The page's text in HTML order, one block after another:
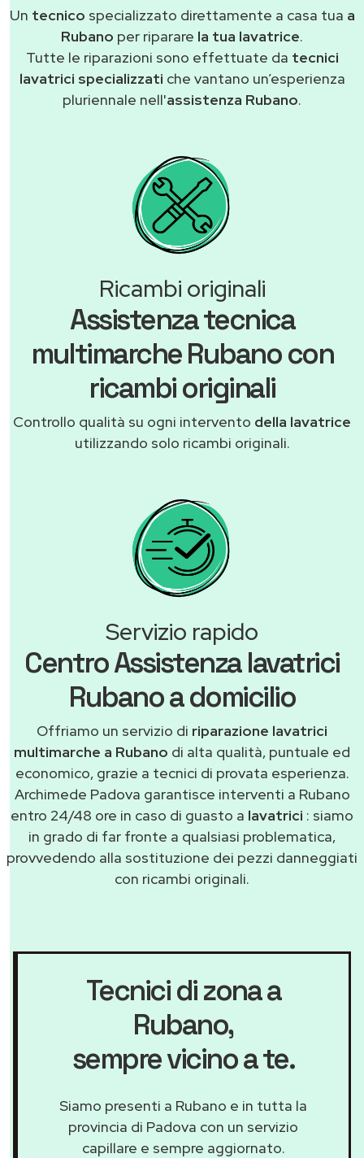
Un tecnico specializzato direttamente a casa tua a
Rubano per riparare la tua lavatrice.
Tutte le riparazioni sono effettuate da tecnici
lavatrici specializzati che vantano un’esperienza
pluriennale nell'assistenza Rubano.
Ricambi originali
Assistenza tecnica
multimarche Rubano con
ricambi originali
Controllo qualità su ogni intervento della lavatrice
utilizzando solo ricambi originali.
Servizio rapido
Centro Assistenza lavatrici
Rubano a domicilio
Offriamo un servizio di riparazione lavatrici
multimarche a Rubano di alta qualità, puntuale ed
economico, grazie a tecnici di provata esperienza.
Archimede Padova garantisce interventi a Rubano
entro 24/48 ore in caso di guasto a lavatrici : siamo
in grado di far fronte a qualsiasi problematica,
provvedendo alla sostituzione dei pezzi danneggiati
con ricambi originali.
Tecnici di zona a
Rubano,
sempre vicino a te.
Siamo presenti a Rubano e in tutta la
provincia di Padova con un servizio
capillare e sempre aggiornato.